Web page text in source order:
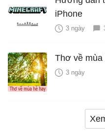
iPhone
3 ngày
Thơ về
3 ngày